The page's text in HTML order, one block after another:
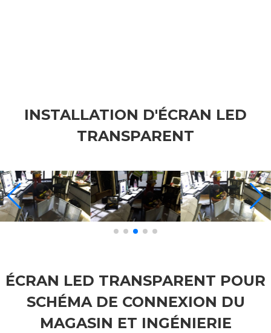
INSTALLATION D'ÉCRAN LED
TRANSPARENT
ÉCRAN LED TRANSPARENT POUR
SCHÉMA DE CONNEXION DU
MAGASIN ET INGÉNIERIE